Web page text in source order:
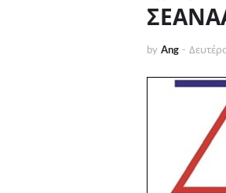
by Ang -